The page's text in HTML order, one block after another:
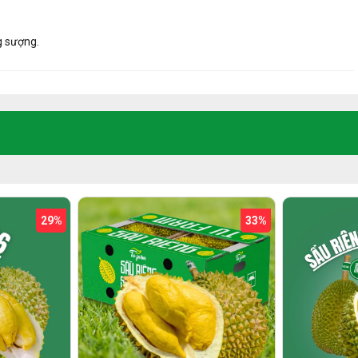
Khách Hàng Ưu Tiên
là cách thể hiện sự chân thành và tinh tế mà bạn muốn gửi gắm
thắc mắc của Quý Khách.
sượng.
33% 33%